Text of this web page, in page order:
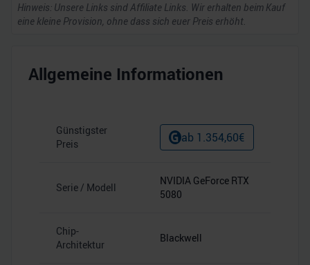
Hinweis: Unsere Links sind Affiliate Links. Wir erhalten beim Kauf
eine kleine Provision, ohne dass sich euer Preis erhöht.
Allgemeine Informationen
Günstigster
Preis
ab 1.354,60€
Serie / Modell
NVIDIA GeForce RTX
5080
Chip-
Architektur
Blackwell